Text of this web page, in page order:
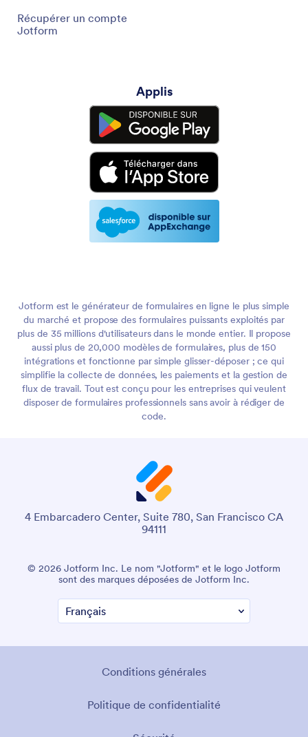
Récupérer un compte
Jotform
Applis
Jotform est le générateur de formulaires en ligne le plus simple
du marché et propose des formulaires puissants exploités par
plus de 35 millions d'utilisateurs dans le monde entier. Il propose
aussi plus de 20,000 modèles de formulaires, plus de 150
intégrations et fonctionne par simple glisser-déposer ; ce qui
simplifie la collecte de données, les paiements et la gestion de
flux de travail. Tout est conçu pour les entreprises qui veulent
disposer de formulaires professionnels sans avoir à rédiger de
code.
4 Embarcadero Center, Suite 780, San Francisco CA
94111
© 2026 Jotform Inc. Le nom "Jotform" et le logo Jotform
sont des marques déposées de Jotform Inc.
Conditions générales
Politique de confidentialité